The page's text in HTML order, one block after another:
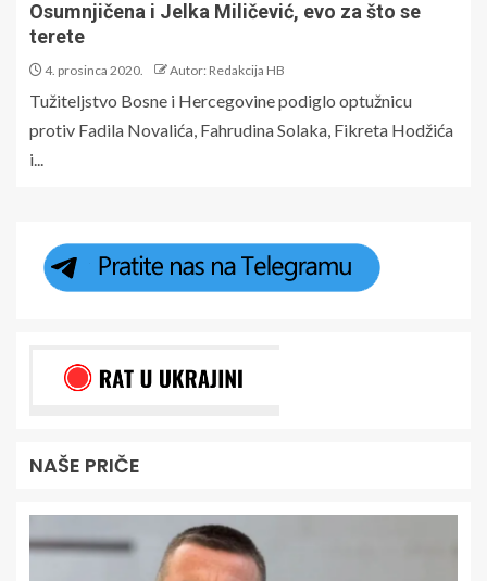
Osumnjičena i Jelka Miličević, evo za što se
terete
4. prosinca 2020. Autor: Redakcija HB
Tužiteljstvo Bosne i Hercegovine podiglo optužnicu
protiv Fadila Novalića, Fahrudina Solaka, Fikreta Hodžića
i...
NAŠE PRIČE